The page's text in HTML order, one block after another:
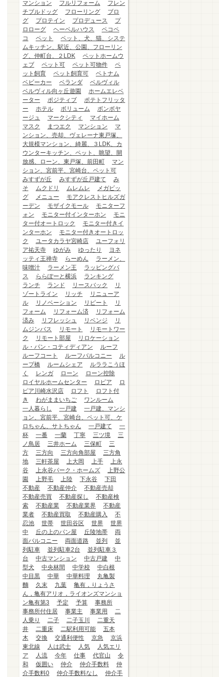
マンション フルリフォーム
フレン
チブルドッグ
フローリング
ブロ
グ
プロテイン プロデュース
プ
ロローグ
ヘーベルハウス
ペコペ
コ
ペット
ペット、犬、猫、システ
ムキッチン、駅近、公園、フローリン
グ、仲町台、２LDK
ペットホームウ
ェブ
ペット可 ペット可物件
ペ
ット飼育
ペット飼育可
ベトナム
ベビーカー
ベランダ
ベルヴィル
ベルヴィル向ヶ丘遊園
ホームエレベ
ーター
ポジティブ
ポテトフリッタ
ー
ホテル ボリューム
ボンボヤ
ージュ
マークシティ
マイホーム
マスク
まつエク マンション
マ
ンション、売却、ヴェレーナ東戸塚、
大規模マンション、綺麗、３LDK、カ
ウンターキッチン、ペット、眺望、開
放感、ローン、東戸塚、前田町
マン
ション、宮前平、宮崎台、ペット可
みすずが丘
みすずが丘戸建て
み
そ
ムクドリ ムレムレ
メガビッ
グ
メニュー
モアクレストヒルズガ
ーデン
モザイクモール
モニターフ
ォン
モニター付インターホン
モニ
ター付オートロック
モニター付きイ
ンターホン
モニター付きオートロッ
ク
ユータカラヤ宮崎店
ユーフォリ
ア祐天寺
ゆがみ ゆったり
ヨネ
ッティ王禅寺
らーめん
ラーメン、
味噌汁
ラーメン王
ラッピングバ
ス
ららぽーと横浜
ランキング
ランチ
ランド リースバック
リ
ゾートライン
リッチ
リニューア
ル
リノベーション リピート
リ
フォーム
リフォーム済
リフォーム
済み
リフレッシュ リベンジ
リ
ムジンバス
リモート
リモートワー
ク
リモート部屋
リロケーション
ル・パン・コティディアン
ルーフ
ルーフコート
ルーフバルコニー
ル
ープ橋
ルームシェア
ルララこうほ
く
レンガ ローン
ローン控除
ロイヤルホームセンター
ロピア
ロ
ピア川崎水沢店
ロフト
ロフト付
き
わがままいちご
ワンルーム
一人暮らし
一戸建
一戸建、マンシ
ョン、宮前平、宮崎台、ペット可、ケ
ロちゃん、サトちゃん
一戸建て
一
杯
一番 一蘭 丁寧 三ツ境
三
ノ鳥居
三井ホーム 三保町
三
方
三方向 三方向角部屋
三方角
地
三軒茶屋 上大岡 上手
上永
谷
上永谷パーク・ホームズ
上野公
園
上野毛 上陸 下永谷
下田
不動産
不動産仲介
不動産売却
不動産売買
不動産探し
不動産検
索
不動産業 不動産業界
不動産
業者
不動産買取 不動産購入
不
忍池
世帯 世田谷区 世界
世界
中
丘の上のパン屋 丘陵地帯
両
面バルコニー
両面道路 並列
並
列駐車
並列駐車2台
並列駐車３
台
中古マンション 中古戸建
中
型犬
中央林間 中学校
中白根
中目黒
中華 中華料理
丸亀製
麵
久末 九葉
亀有，りょうさ
ん，亀有アリオ，ライオンズマンショ
ン亀有第3
予定 予算
事務所
事務所付住居
事業主 事業用
二
人乗り
二子 二子玉川
二重天
井
二重床 二駅利用可能
五本
木
交換 交通利便性 京急
京浜
東北線
人は武士 人気
人気エリ
ア
人流 今年 仕事 代官山
令
和
仮囲い 仲介 仲介手数料
仲
介手数料0
仲介手数料なし
仲介手